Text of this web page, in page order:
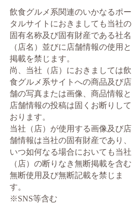
飲食グルメ系関連のいかなるポー
タルサイトにおきましても当社の
固有名称及び固有財産である社名
（店名）並びに店舗情報の使用と
掲載を禁じます。
尚、当社（店）におきましては飲
食グルメ系サイトへの商品及び店
舗の写真または画像、商品情報と
店舗情報の投稿は固くお断りして
おります。
当社（店）が使用する画像及び店
舗情報は当社の固有財産であり、
いつ如何なる場合においても当社
（店）の断りなき無断掲載を含む
無断使用及び無断記載を禁じま
す。
※SNS等含む